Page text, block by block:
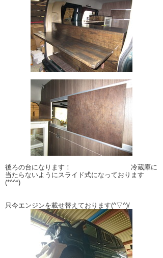
後ろの台になります！ 冷蔵庫に
当たらないようにスライド式になっております
(*^^*)
只今エンジンを載せ替えております(^▽^)/